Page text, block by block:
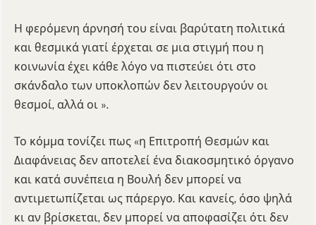
Η φερόμενη άρνησή του είναι βαρύτατη πολιτικά
και θεσμικά γιατί έρχεται σε μια στιγμή που η
κοινωνία έχει κάθε λόγο να πιστεύει ότι στο
σκάνδαλο των υποκλοπών δεν λειτουργούν οι
θεσμοί, αλλά οι ».
Το κόμμα τονίζει πως «η Επιτροπή Θεσμών και
Διαφάνειας δεν αποτελεί ένα διακοσμητικό όργανο
και κατά συνέπεια η Βουλή δεν μπορεί να
αντιμετωπίζεται ως πάρεργο. Και κανείς, όσο ψηλά
κι αν βρίσκεται, δεν μπορεί να αποφασίζει ότι δεν